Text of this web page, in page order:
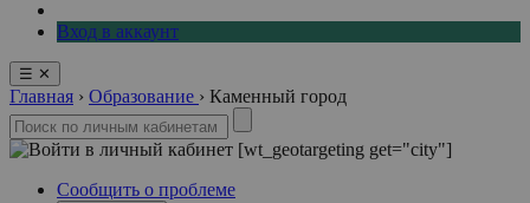
Вход в аккаунт
☰ ✕
Главная › Образование › Каменный город
[wt_geotargeting get="city"]
Сообщить о проблеме